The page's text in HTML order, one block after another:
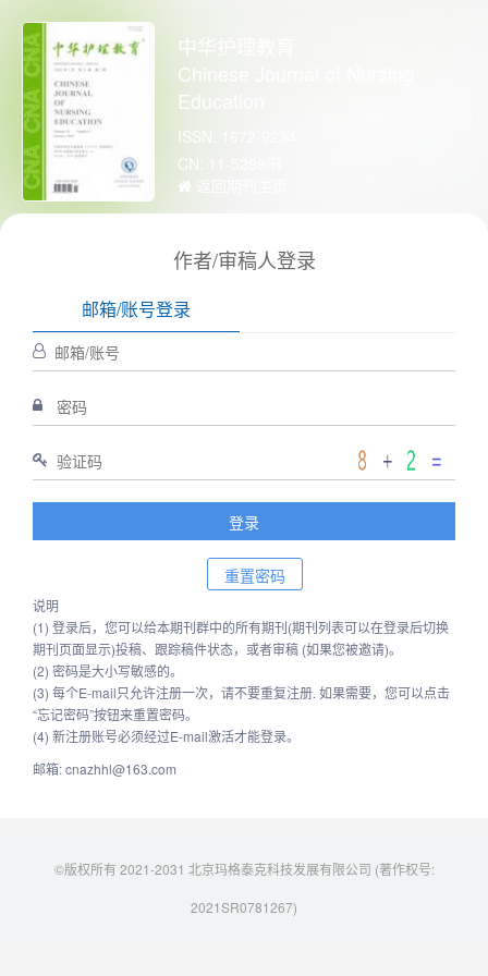
中华护理教育
Chinese Journal of Nursing
Education
ISSN: 1672-9234
CN: 11-5289/R
返回期刊主页
作者/审稿人登录
邮箱/账号登录
说明
(1) 登录后，您可以给本期刊群中的所有期刊(期刊列表可以在登录后切换
期刊页面显示)投稿、跟踪稿件状态，或者审稿 (如果您被邀请)。
(2) 密码是大小写敏感的。
(3) 每个E-mail只允许注册一次，请不要重复注册. 如果需要，您可以点击
“忘记密码”按钮来重置密码。
(4) 新注册账号必须经过E-mail激活才能登录。
邮箱: cnazhhl@163.com
©版权所有 2021-2031 北京玛格泰克科技发展有限公司 (著作权号:
2021SR0781267)